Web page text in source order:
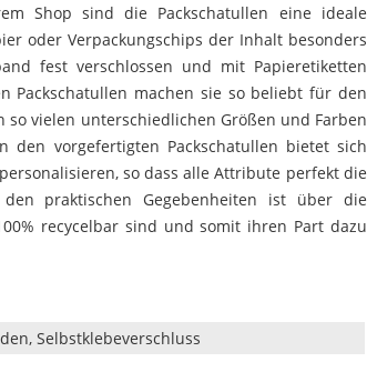
Shop sind die Packschatullen eine ideale
oder Verpackungschips der Inhalt besonders
fest verschlossen und mit Papieretiketten
Packschatullen machen sie so beliebt für den
so vielen unterschiedlichen Größen und Farben
den vorgefertigten Packschatullen bietet sich
so dass alle Attribute perfekt die
praktischen Gegebenheiten ist über die
recycelbar sind und somit ihren Part dazu
Selbstklebeverschluss